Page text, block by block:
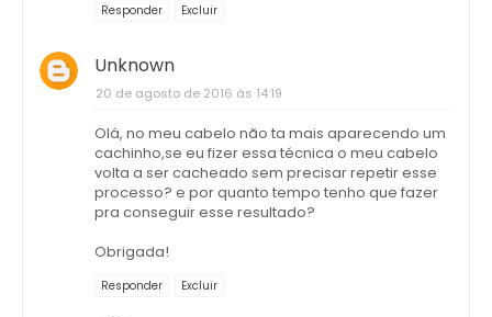
Responder Excluir
Unknown
20 de agosto de 2016 às 14:19
Olá, no meu cabelo não ta mais aparecendo um
cachinho,se eu fizer essa técnica o meu cabelo
volta a ser cacheado sem precisar repetir esse
processo? e por quanto tempo tenho que fazer
pra conseguir esse resultado?
Obrigada!
Responder Excluir